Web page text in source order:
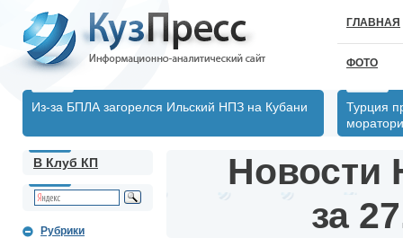
ГЛАВНАЯ
ФОТО
Из-за БПЛА загорелся Ильский НПЗ на Кубани
Турция
В Клуб КП
Рубрики
Новости
за